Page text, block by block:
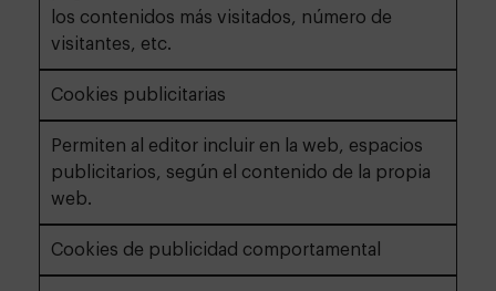
los contenidos más visitados, número de
visitantes, etc.
Cookies publicitarias
Permiten al editor incluir en la web, espacios
publicitarios, según el contenido de la propia
web.
Cookies de publicidad comportamental